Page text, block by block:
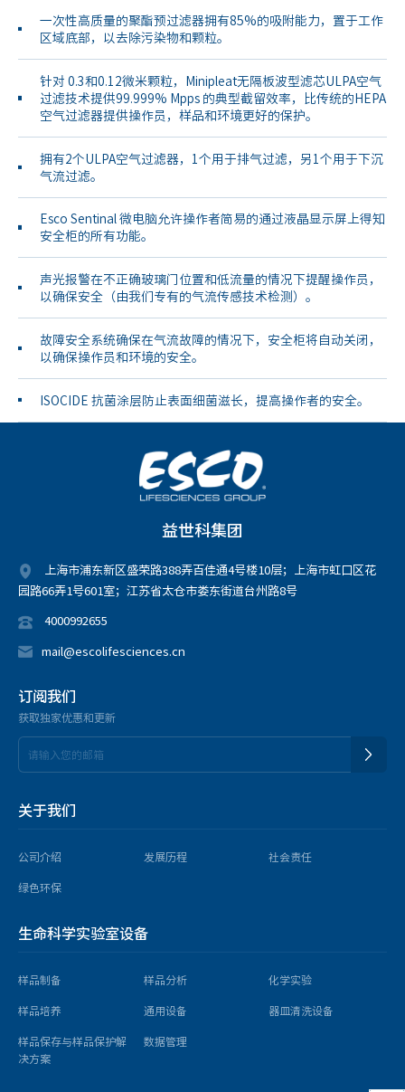
一次性高质量的聚酯预过滤器拥有85%的吸附能力，置于工作
区域底部，以去除污染物和颗粒。
针对 0.3和0.12微米颗粒，Minipleat无隔板波型滤芯ULPA空气
过滤技术提供99.999% Mpps 的典型截留效率，比传统的HEPA
空气过滤器提供操作员，样品和环境更好的保护。
拥有2个ULPA空气过滤器，1个用于排气过滤，另1个用于下沉
气流过滤。
Esco Sentinal 微电脑允许操作者简易的通过液晶显示屏上得知
安全柜的所有功能。
声光报警在不正确玻璃门位置和低流量的情况下提醒操作员，
以确保安全（由我们专有的气流传感技术检测）。
故障安全系统确保在气流故障的情况下，安全柜将自动关闭，
以确保操作员和环境的安全。
ISOCIDE 抗菌涂层防止表面细菌滋长，提高操作者的安全。
益世科集团
上海市浦东新区盛荣路388弄百佳通4号楼10层；上海市虹口区花
园路66弄1号601室；江苏省太仓市娄东街道台州路8号
4000992655
mail@escolifesciences.cn
订阅我们
获取独家优惠和更新
关于我们
公司介绍 发展历程
社会责任
绿色环保
生命科学实验室设备
样品制备 样品分析
化学实验
样品培养
通用设备
器皿清洗设备
样品保存与样品保护解
决方案
数据管理